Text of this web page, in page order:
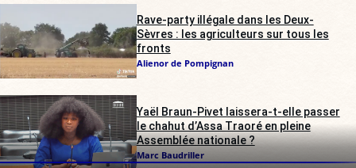
Rave-party illégale dans les Deux-
Sèvres : les agriculteurs sur tous les
fronts
Alienor de Pompignan
Yaël Braun-Pivet laissera-t-elle passer
le chahut d’Assa Traoré en pleine
Assemblée nationale ?
Marc Baudriller